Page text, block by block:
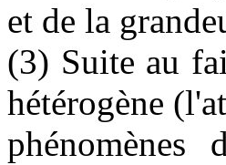
et de la
(3) Suite au
hétérogène